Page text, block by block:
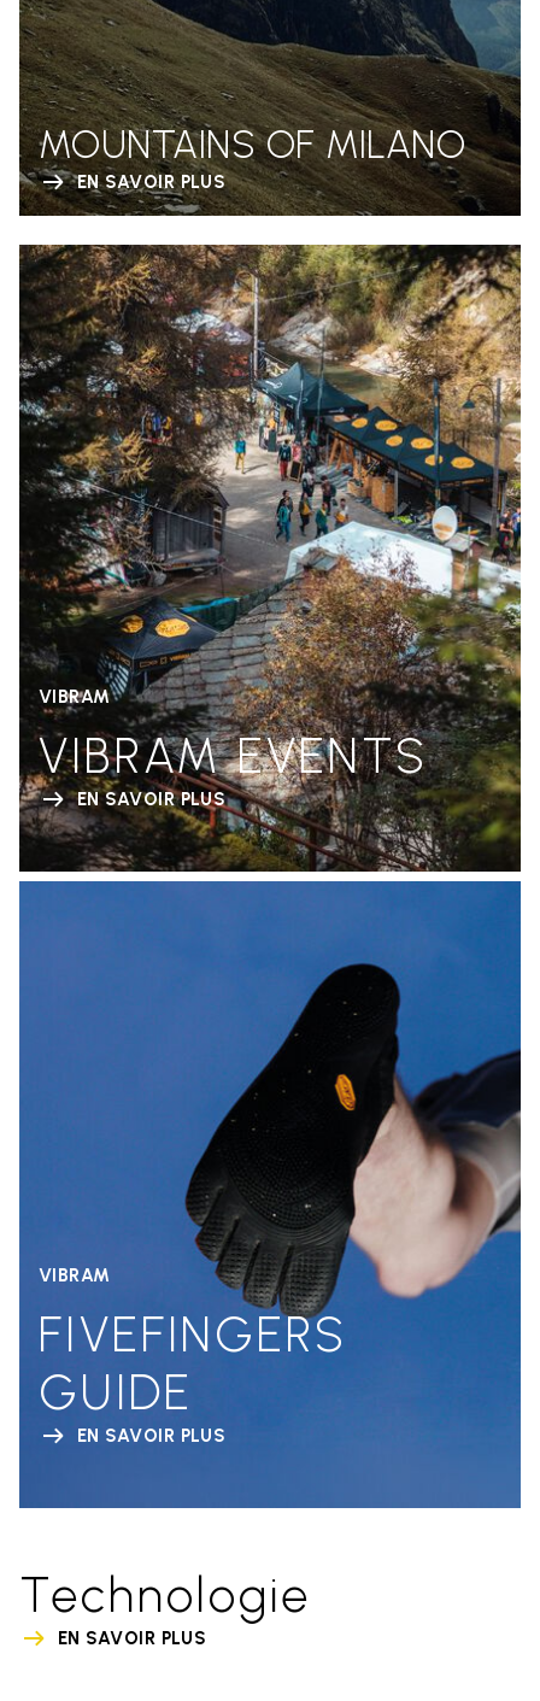
MOUNTAINS OF MILANO
EN SAVOIR PLUS
VIBRAM
VIBRAM EVENTS
EN SAVOIR PLUS
VIBRAM
FIVEFINGERS
GUIDE
EN SAVOIR PLUS
Technologie
EN SAVOIR PLUS